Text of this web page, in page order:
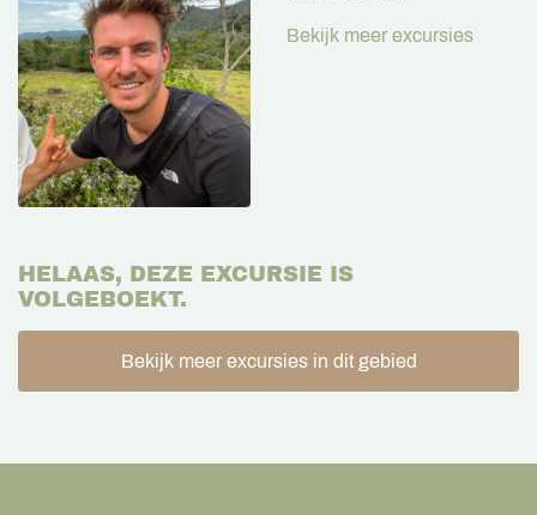
Bekijk meer excursies
HELAAS, DEZE EXCURSIE IS
VOLGEBOEKT.
Bekijk meer excursies in dit gebied